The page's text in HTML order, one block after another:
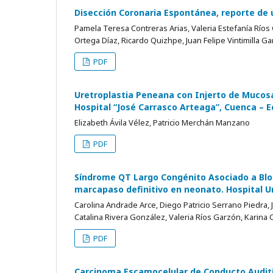
Disección Coronaria Espontánea, reporte de
Pamela Teresa Contreras Arias, Valeria Estefanía
Ortega Díaz, Ricardo Quizhpe, Juan Felipe Vintimilla
PDF
Uretroplastia Peneana con Injerto de
Hospital “José Carrasco Arteaga”, Cuenca –
Elizabeth Ávila Vélez, Patricio Merchán Manzano
PDF
Síndrome QT Largo Congénito Asociado a
marcapaso definitivo en neonato. Hospital
Carolina Andrade Arce, Diego Patricio Serrano
Catalina Rivera González, Valeria Ríos Garzón,
PDF